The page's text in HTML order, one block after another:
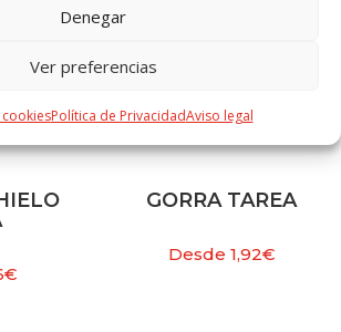
Denegar
Ver preferencias
Política de PrivacidadAviso legal
€
GORRA TAREA
Desde 1,92€